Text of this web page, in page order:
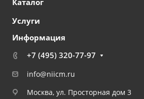
Услуги
Информация
+7 (495) 320-77-97
info@niicm.ru
Москва, ул. Просторная дом 3